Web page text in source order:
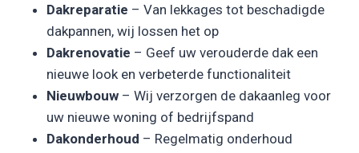
Dakreparatie – Van lekkages tot beschadigde
dakpannen, wij lossen het op
Dakrenovatie – Geef uw verouderde dak een
nieuwe look en verbeterde functionaliteit
Nieuwbouw – Wij verzorgen de dakaanleg voor
uw nieuwe woning of bedrijfspand
Dakonderhoud – Regelmatig onderhoud